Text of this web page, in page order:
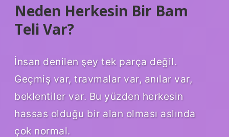
Neden Herkesin Bir Bam
Teli Var?
İnsan denilen şey tek parça değil.
Geçmiş var, travmalar var, anılar var,
beklentiler var. Bu yüzden herkesin
hassas olduğu bir alan olması aslında
çok normal.